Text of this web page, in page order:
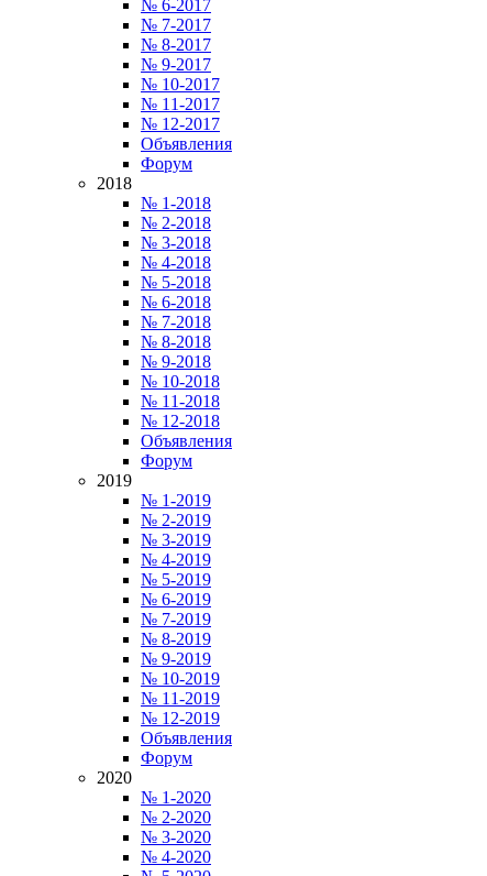
№ 6-2017
№ 7-2017
№ 8-2017
№ 9-2017
№ 10-2017
№ 11-2017
№ 12-2017
Объявления
Форум
2018
№ 1-2018
№ 2-2018
№ 3-2018
№ 4-2018
№ 5-2018
№ 6-2018
№ 7-2018
№ 8-2018
№ 9-2018
№ 10-2018
№ 11-2018
№ 12-2018
Объявления
Форум
2019
№ 1-2019
№ 2-2019
№ 3-2019
№ 4-2019
№ 5-2019
№ 6-2019
№ 7-2019
№ 8-2019
№ 9-2019
№ 10-2019
№ 11-2019
№ 12-2019
Объявления
Форум
2020
№ 1-2020
№ 2-2020
№ 3-2020
№ 4-2020